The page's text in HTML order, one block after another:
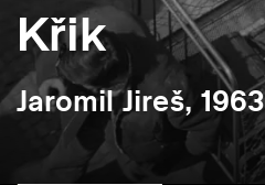
Křik
Jaromil Jireš, 1963